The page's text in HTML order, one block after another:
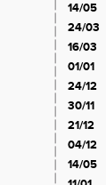
14/05
24/03
16/03
01/01
24/12
30/11
21/12
04/12
14/05